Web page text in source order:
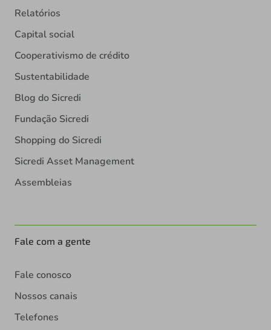
Relatórios
Capital social
Cooperativismo de crédito
Sustentabilidade
Blog do Sicredi
Fundação Sicredi
Shopping do Sicredi
Sicredi Asset Management
Assembleias
Fale com a gente
Fale conosco
Nossos canais
Telefones